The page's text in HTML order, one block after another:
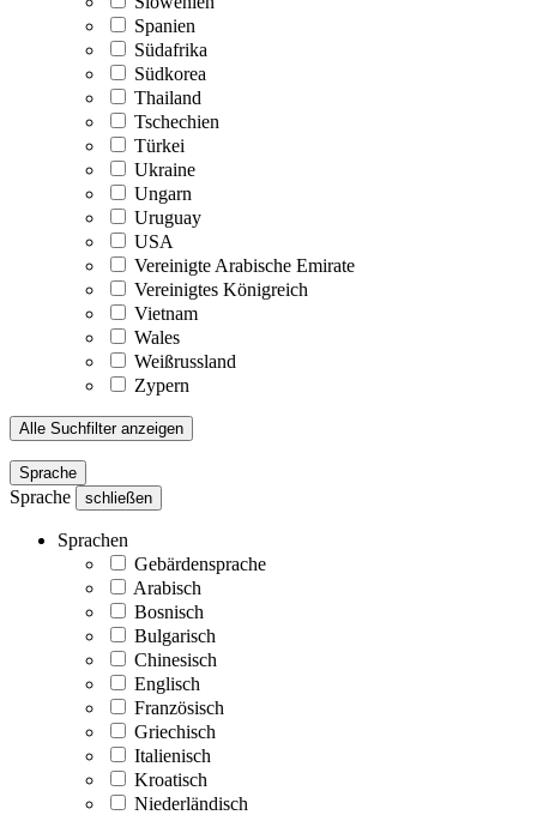
Spanien
Südafrika
Südkorea
Thailand
Tschechien
Türkei
Ukraine
Ungarn
Uruguay
USA
Vereinigte Arabische Emirate
Vereinigtes Königreich
Vietnam
Wales
Weißrussland
Zypern
Alle Suchfilter anzeigen
Sprache
Sprache schließen
Sprachen
Gebärdensprache
Arabisch
Bosnisch
Bulgarisch
Chinesisch
Englisch
Französisch
Griechisch
Italienisch
Kroatisch
Niederländisch